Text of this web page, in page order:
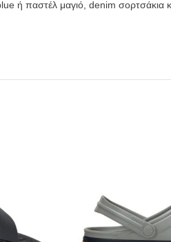
ή παστέλ μαγιό, denim σορτσάκια